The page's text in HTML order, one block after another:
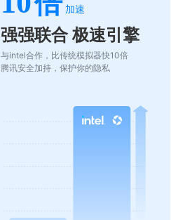
加速
强强联合 极速引擎
与intel合作，比传统模拟器快10倍
腾讯安全加持，保护你的隐私